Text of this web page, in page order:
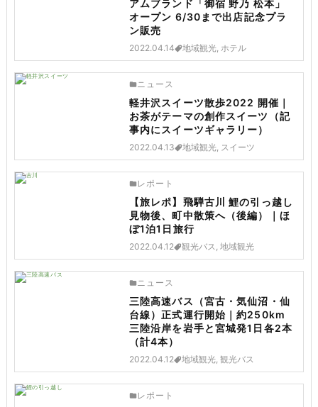
アムブランド「御宿 野乃 松本」
オープン 6/30まで出店記念プラ
ン販売
2022.04.14 地域観光, ホテル
ニュース
軽井沢スイーツ散歩2022 開催｜
お茶がテーマの創作スイーツ（記
事内にスイーツギャラリー）
2022.04.13 地域観光, スイーツ
レポート
【旅レポ】飛騨古川 鯉の引っ越し
見物後、町中散策へ（後編）｜ほ
ぼ1泊1日旅行
2022.04.12 観光バス, 地域観光
ニュース
三陸高速バス（宮古・気仙沼・仙
台線）正式運行開始｜約250km
三陸沿岸を岩手と宮城発1日各2本
（計4本）
2022.04.12 地域観光, 観光バス
レポート